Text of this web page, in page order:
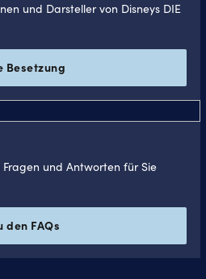
und Darsteller von Disneys DIE
Besetzung
und Antworten für Sie
den FAQs